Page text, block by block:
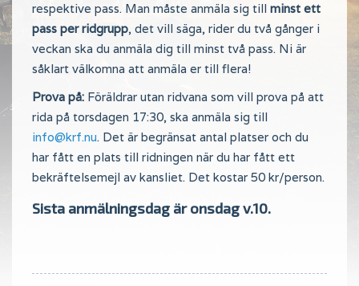
respektive pass. Man måste anmäla sig till minst ett
pass per ridgrupp, det vill säga, rider du två gånger i
veckan ska du anmäla dig till minst två pass. Ni är
såklart välkomna att anmäla er till flera!
Prova på: Föräldrar utan ridvana som vill prova på att
rida på torsdagen 17:30, ska anmäla sig till
info@krf.nu. Det är begränsat antal platser och du
har fått en plats till ridningen när du har fått ett
bekräftelsemejl av kansliet. Det kostar 50 kr/person.
Sista anmälningsdag är onsdag v.10.